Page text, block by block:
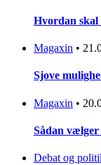
Hvordan skal
Magaxin •
Sjove
Magaxin •
Sådan
Debat og